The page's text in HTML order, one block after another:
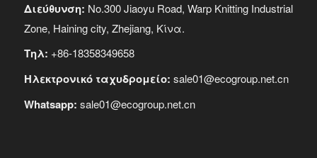
Διεύθυνση: No.300 Jiaoyu Road, Warp Knitting Industrial
Zone, Haining city, Zhejiang, Κίνα.
Τηλ: +86-18358349658
Ηλεκτρονικό ταχυδρομείο: sale01@ecogroup.net.cn
Whatsapp: sale01@ecogroup.net.cn